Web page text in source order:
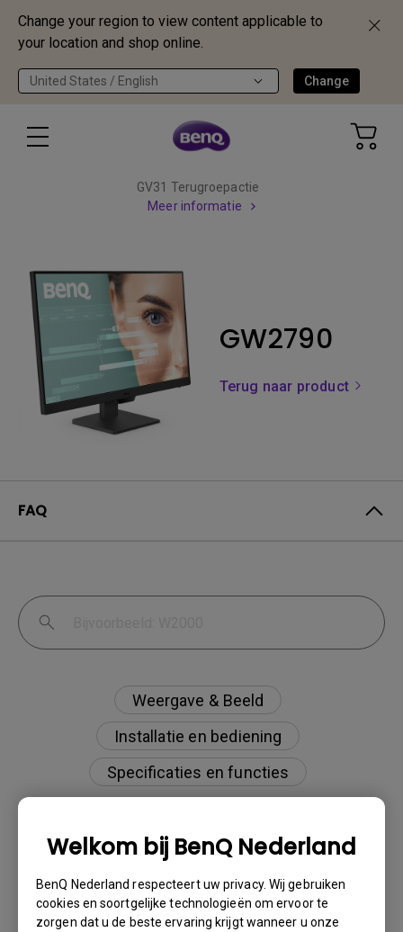
Change your region to view content applicable to
your location and shop online.
United States / English Change
Welkom bij BenQ Nederland
BenQ Nederland respecteert uw privacy. Wij gebruiken
cookies en soortgelijke technologieën om ervoor te
zorgen dat u de beste ervaring krijgt wanneer u onze
GV31 Terugroepactie
Meer informatie
GW2790
Terug naar product
FAQ
Weergave & Beeld
Installatie en bediening
Specificaties en functies
Wat is IPS-gloed en hoe maak ik deze
minder zichtbaar?